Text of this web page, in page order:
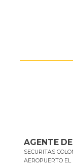
AGENTE
SECURITAS
AEROPUERTO EL